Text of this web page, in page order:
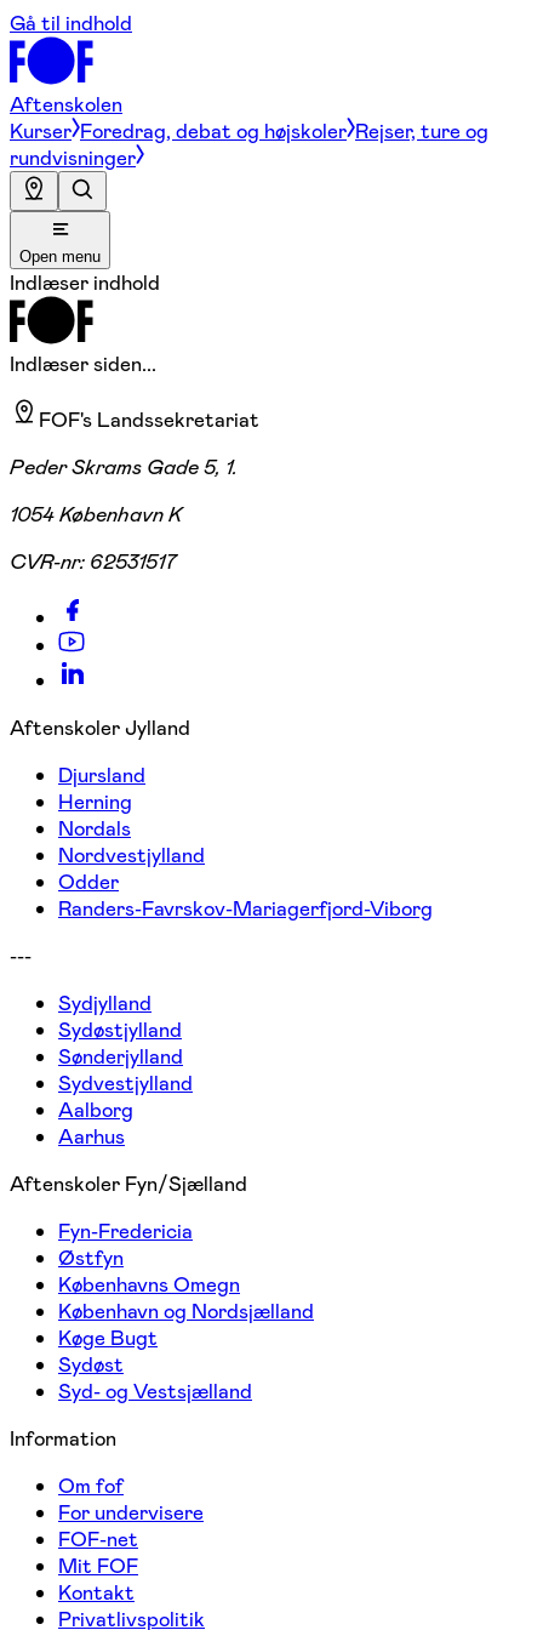
Gå til indhold
Aftenskolen
Kurser Foredrag, debat og højskoler Rejser, ture og
rundvisninger
Open menu
Indlæser indhold
Indlæser siden...
FOF's Landssekretariat
Peder Skrams Gade 5, 1.
1054 København K
CVR-nr: 62531517
Aftenskoler Jylland
Djursland
Herning
Nordals
Nordvestjylland
Odder
Randers-Favrskov-Mariagerfjord-Viborg
---
Sydjylland
Sydøstjylland
Sønderjylland
Sydvestjylland
Aalborg
Aarhus
Aftenskoler Fyn/Sjælland
Fyn-Fredericia
Østfyn
Københavns Omegn
København og Nordsjælland
Køge Bugt
Sydøst
Syd- og Vestsjælland
Information
Om fof
For undervisere
FOF-net
Mit FOF
Kontakt
Privatlivspolitik